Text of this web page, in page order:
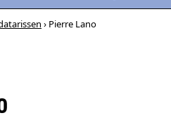
› Pierre Lano